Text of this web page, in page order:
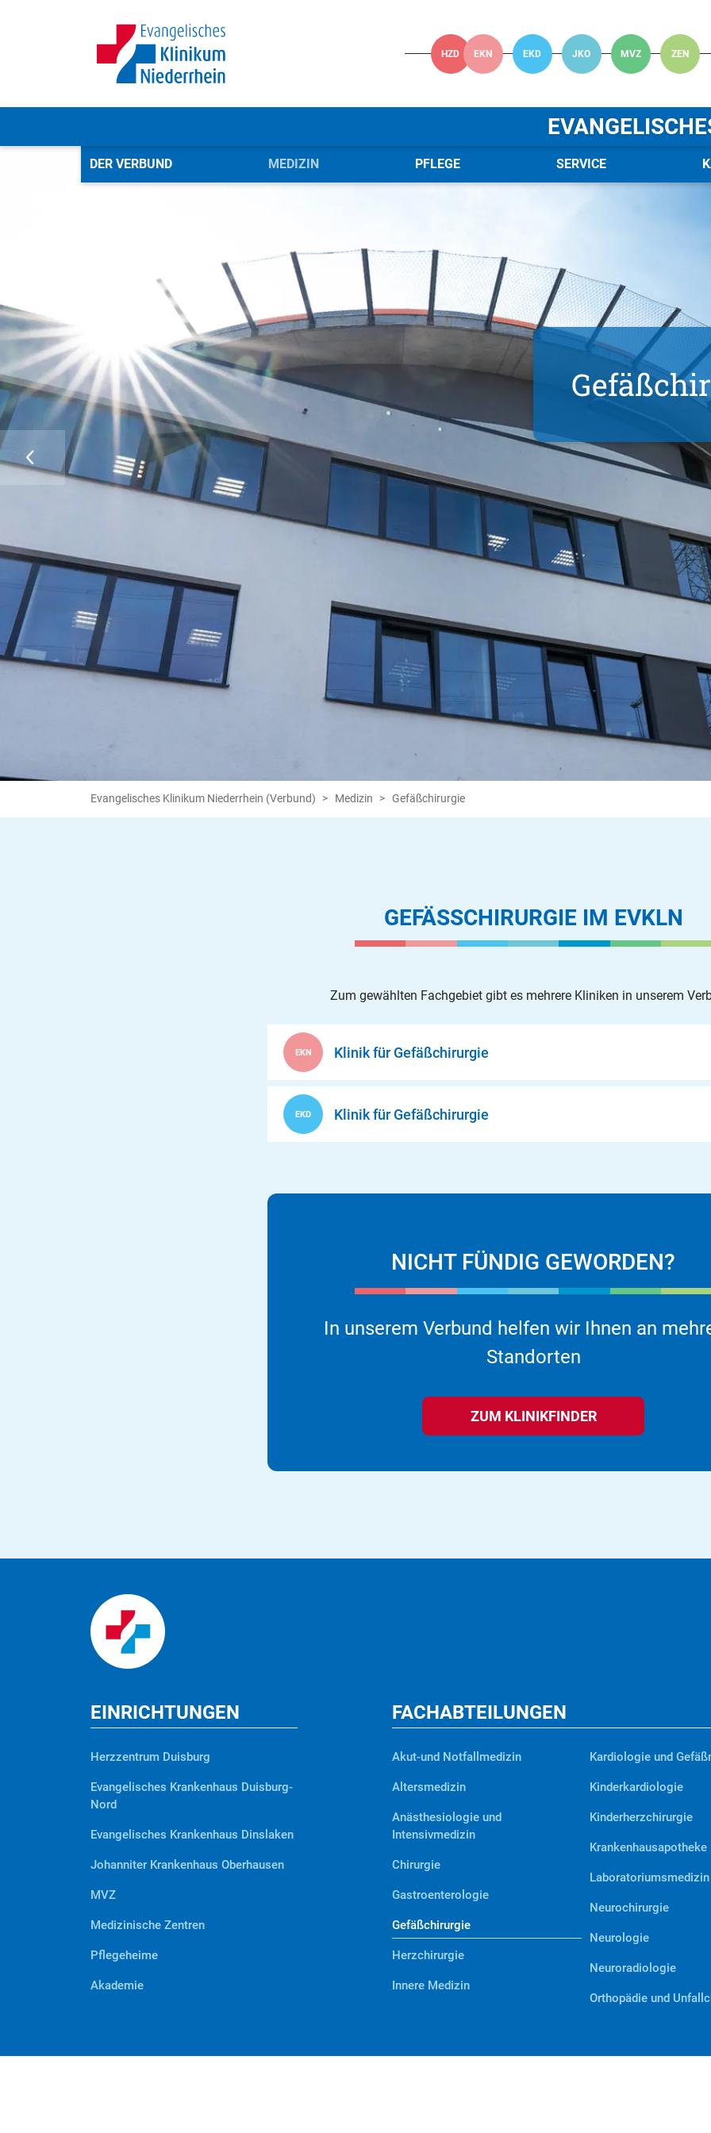
HZD EKN EKD JKO MVZ ZEN
DER VERBUND MEDIZIN PFLEGE SERVICE
Evangelisches Klinikum Niederrhein (Verbund) Medizin Gefäßchirurgie
GEFÄSSCHIRURGIE IM EVKLN
Zum gewählten Fachgebiet gibt es mehrere Kliniken in unserem
EKN Klinik für Gefäßchirurgie
EKD Klinik für Gefäßchirurgie
NICHT FÜNDIG GEWORDEN?
In unserem Verbund helfen wir Ihnen an
Standorten
ZUM KLINIKFINDER
EINRICHTUNGEN
Herzzentrum Duisburg
Evangelisches Krankenhaus Duisburg-
Nord
Evangelisches Krankenhaus Dinslaken
Johanniter Krankenhaus Oberhausen
MVZ
Medizinische Zentren
Pflegeheime
Akademie
FACHABTEILUNGEN
Akut-und Notfallmedizin
Altersmedizin
Anästhesiologie und
Intensivmedizin
Chirurgie
Gastroenterologie
Gefäßchirurgie
Herzchirurgie
Innere Medizin
Kardiologie und
Kinderkardiologie
Kinderherzchirurgie
Krankenhausapotheke
Laboratoriumsmedizin
Neurochirurgie
Neurologie
Neuroradiologie
Orthopädie und